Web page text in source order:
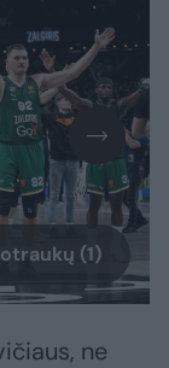
(1)
ne